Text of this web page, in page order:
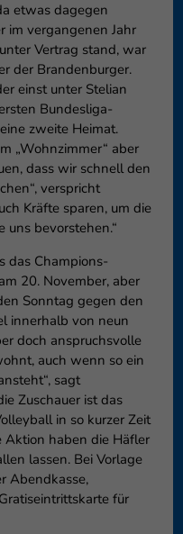
etwas dagegen
im vergangenen Jahr
Vertrag stand, war
der Brandenburger.
einst unter Stelian
Bundesliga-
zweite Heimat.
„Wohnzimmer“ aber
dass wir schnell den
verspricht
Kräfte sparen, um die
uns bevorstehen.“
das Champions-
20. November, aber
Sonntag gegen den
innerhalb von neun
doch anspruchsvolle
auch wenn so ein
sagt
Zuschauer ist das
in so kurzer Zeit
Aktion haben die Häfler
lassen. Bei Vorlage
Abendkasse,
für